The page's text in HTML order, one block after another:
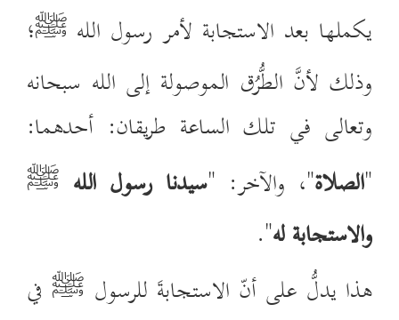
يكملها بعد الاستجابة لأمر رسول الله ﷺ؛
وذلك لأنَّ الطُّرُق الموصولة إلى الله سبحانه
وتعالى في تلك الساعة طريقان: أحدهما:
"الصلاة"، والآخر: "سيدنا رسول الله ﷺ
والاستجابة له".
هذا يدلُّ على أنّ الاستجابةَ للرسول ﷺ في